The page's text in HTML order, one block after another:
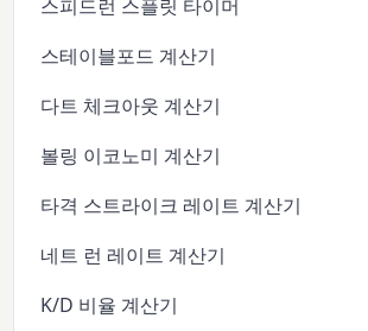
스피드런 스플릿 타이머
스테이블포드 계산기
다트 체크아웃 계산기
볼링 이코노미 계산기
타격 스트라이크 레이트 계산기
네트 런 레이트 계산기
K/D 비율 계산기